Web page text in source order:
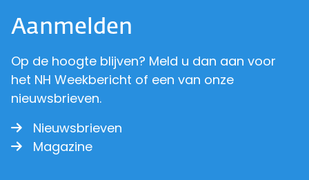
Aanmelden
Op de hoogte blijven? Meld u dan aan voor
het NH Weekbericht of een van onze
nieuwsbrieven.
Nieuwsbrieven
Magazine